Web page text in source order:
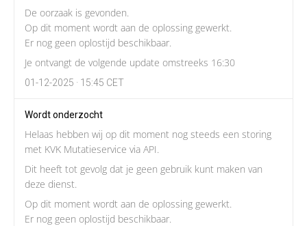
De oorzaak is gevonden.
Op dit moment wordt aan de oplossing gewerkt.
Er nog geen oplostijd beschikbaar.
Je ontvangt de volgende update omstreeks 16:30
01-12-2025 · 15:45 CET
Wordt onderzocht
Helaas hebben wij op dit moment nog steeds een storing
met KVK Mutatieservice via API.
Dit heeft tot gevolg dat je geen gebruik kunt maken van
deze dienst.
Op dit moment wordt aan de oplossing gewerkt.
Er nog geen oplostijd beschikbaar.